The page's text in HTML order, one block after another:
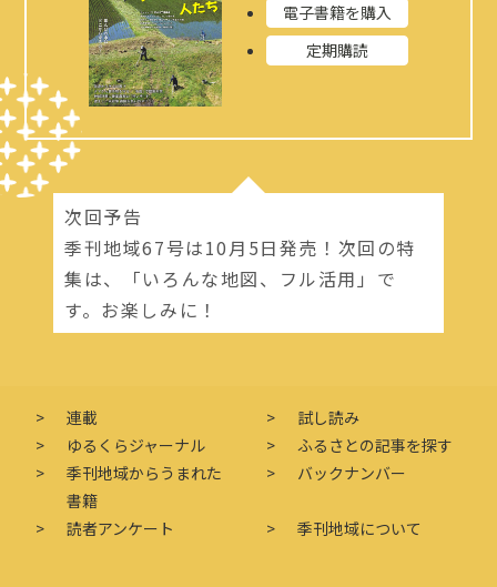
電子書籍を購入
定期購読
次回予告
季刊地域67号は10月5日発売！次回の特
集は、「いろんな地図、フル活用」で
す。お楽しみに！
連載
試し読み
ゆるくらジャーナル
ふるさとの記事を探す
季刊地域からうまれた
書籍
バックナンバー
読者アンケート 季刊地域について